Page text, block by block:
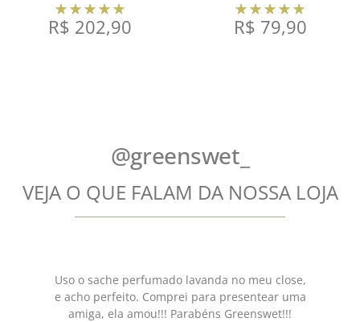
R$ 202,90 R$ 79,90
@greenswet_
VEJA O QUE FALAM DA NOSSA LOJA
Uso o sache perfumado lavanda no meu close,
e acho perfeito. Comprei para presentear uma
amiga, ela amou!!! Parabéns Greenswet!!!